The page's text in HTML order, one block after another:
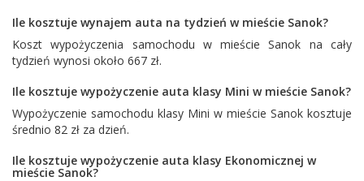
Ile kosztuje wynajem auta na tydzień w mieście Sanok?
Koszt wypożyczenia samochodu w mieście Sanok na cały
tydzień wynosi około 667 zł.
Ile kosztuje wypożyczenie auta klasy Mini w mieście Sanok?
Wypożyczenie samochodu klasy Mini w mieście Sanok kosztuje
średnio 82 zł za dzień.
Ile kosztuje wypożyczenie auta klasy Ekonomicznej w
mieście Sanok?